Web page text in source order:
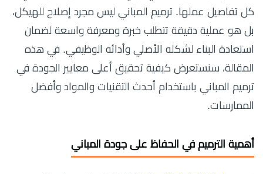
كل تفاصيل عملها. ترميم المباني ليس مجرد إصلاح للهيكل،
بل هو عملية دقيقة تتطلب خبرة ومعرفة واسعة لضمان
استعادة البناء لشكله الأصلي وأدائه الوظيفي. في هذه
المقالة، سنستعرض كيفية تحقيق أعلى معايير الجودة في
ترميم المباني باستخدام أحدث التقنيات والمواد وأفضل
الممارسات.
أهمية الترميم في الحفاظ على جودة المباني